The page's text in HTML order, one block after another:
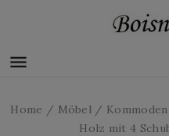

Home Möbel Kommoden
Holz mit 4